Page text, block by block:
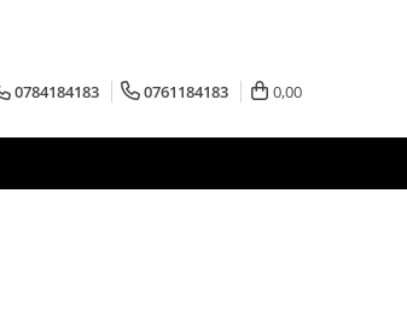
0784184183 0761184183 0,00